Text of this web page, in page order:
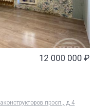
12 000 000 ₽
просп., д 4